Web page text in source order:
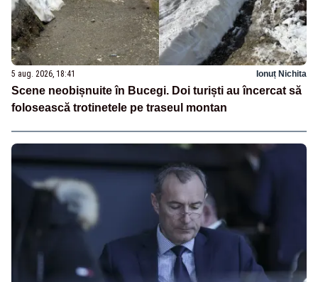
5 aug. 2026, 18:41 Ionuț Nichita
Scene neobișnuite în Bucegi. Doi turiști au încercat să
folosească trotinetele pe traseul montan